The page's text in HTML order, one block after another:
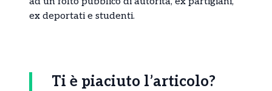
ex deportati e studenti.
Ti è piaciuto l’articolo?